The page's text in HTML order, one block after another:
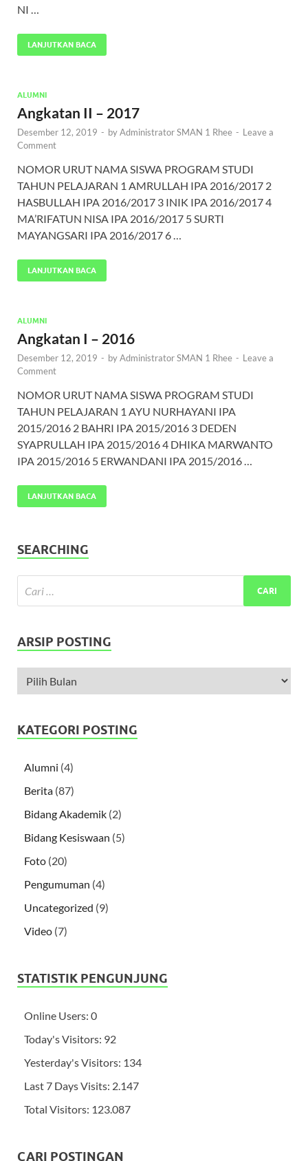
NI …
LANJUTKAN BACA
ALUMNI
Angkatan II – 2017
Desember 12, 2019 - byAdministrator SMAN 1 Rhee - Leave a
Comment
NOMOR URUT NAMA SISWA PROGRAM STUDI
TAHUN PELAJARAN 1 AMRULLAH IPA 2016/2017 2
HASBULLAH IPA 2016/2017 3 INIK IPA 2016/2017 4
MA’RIFATUN NISA IPA 2016/2017 5 SURTI
MAYANGSARI IPA 2016/2017 6 …
LANJUTKAN BACA
ALUMNI
Angkatan I – 2016
Desember 12, 2019 - byAdministrator SMAN 1 Rhee - Leave a
Comment
NOMOR URUT NAMA SISWA PROGRAM STUDI
TAHUN PELAJARAN 1 AYU NURHAYANI IPA
2015/2016 2 BAHRI IPA 2015/2016 3 DEDEN
SYAPRULLAH IPA 2015/2016 4 DHIKA MARWANTO
IPA 2015/2016 5 ERWANDANI IPA 2015/2016 …
LANJUTKAN BACA
SEARCHING
ARSIP POSTING
KATEGORI POSTING
Alumni (4)
Berita (87)
Bidang Akademik (2)
Bidang Kesiswaan (5)
Foto (20)
Pengumuman (4)
Uncategorized (9)
Video (7)
STATISTIK PENGUNJUNG
Online Users: 0
Today's Visitors: 92
Yesterday's Visitors: 134
Last 7 Days Visits: 2.147
Total Visitors: 123.087
CARI POSTINGAN